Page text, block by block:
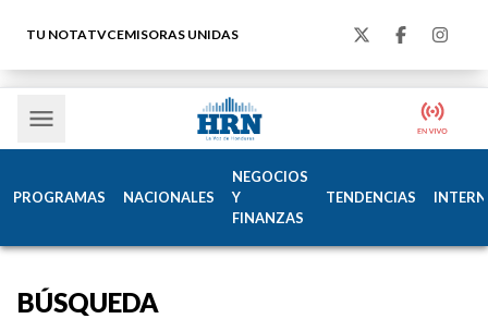
TU NOTATVCEMISORAS UNIDAS
PROGRAMAS NACIONALES
NEGOCIOS
Y
FINANZAS
TENDENCIAS
BÚSQUEDA